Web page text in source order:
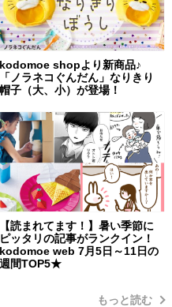
kodomoe shopより新商品♪
「ノラネコぐんだん」なりきり
帽子（大、小）が登場！
【読まれてます！】暑い季節に
ピッタリの記事がランクイン！
kodomoe web 7月5日～11日の
週間TOP5★
もっと読む